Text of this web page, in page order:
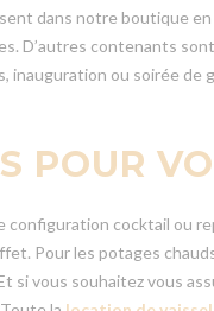
dans notre boutique
D’autres contenants
inauguration ou soirée
POUR
cocktail ou
Pour les potages
vous souhaitez vous